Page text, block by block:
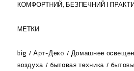
КОМФОРТНИЙ, БЕЗПЕЧНИЙ І
МЕТКИ
big Арт-Деко Домашнее
воздуха
бытовая техника